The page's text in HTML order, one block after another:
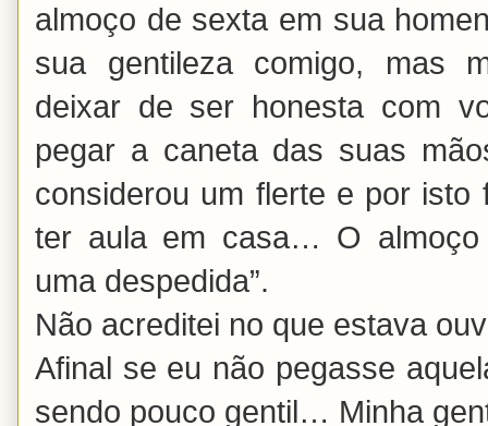
almoço de sexta em sua
sua gentileza comigo, mas
deixar de ser honesta com
pegar a caneta das suas
considerou um flerte e por
ter aula em casa… O almoço
uma despedida”.
Não acreditei no que estava
Afinal se eu não pegasse
sendo pouco gentil… Minha